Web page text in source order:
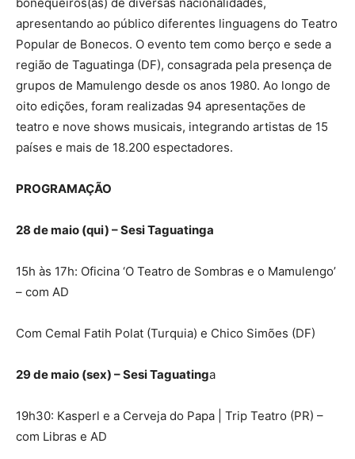
apresentando ao público diferentes linguagens do Teatro
Popular de Bonecos. O evento tem como berço e sede a
região de Taguatinga (DF), consagrada pela presença de
grupos de Mamulengo desde os anos 1980. Ao longo de
oito edições, foram realizadas 94 apresentações de
teatro e nove shows musicais, integrando artistas de 15
países e mais de 18.200 espectadores.
PROGRAMAÇÃO
28 de maio (qui) – Sesi Taguatinga
15h às 17h: Oficina ‘O Teatro de Sombras e o Mamulengo’
– com AD
Com Cemal Fatih Polat (Turquia) e Chico Simões (DF)
29 de maio (sex) – Sesi Taguatinga
19h30: Kasperl e a Cerveja do Papa | Trip Teatro (PR) –
com Libras e AD